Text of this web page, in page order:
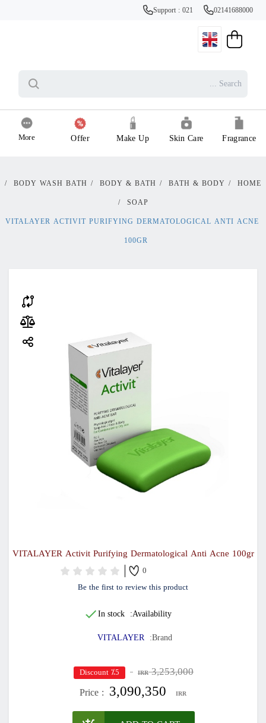
Support : 021 02141688000
Fragrance
Skin Care
Make Up
Offer
More
HOME
/
BATH & BODY
/
BODY & BATH
/
BODY WASH BATH
/
SOAP
/
VITALAYER ACTIVIT PURIFYING DERMATOLOGICAL ANTI ACNE
100GR
VITALAYER Activit Purifying Dermatological Anti Acne 100gr
0
Be the first to review this product
Availability:
In stock
Brand:
VITALAYER
3,253,000
IRR ٪5 Discount
Price : 3,090,350 IRR